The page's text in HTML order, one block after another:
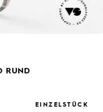
RUND
EINZELSTÜCK